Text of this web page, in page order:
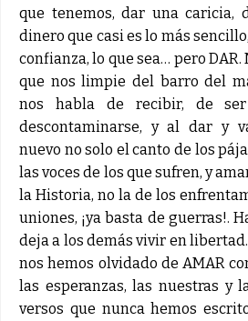
que tenemos, dar una caricia,
dinero que casi es lo más
confianza, lo que sea… pero
que nos limpie del barro del
nos habla de recibir, de ser
descontaminarse, y al dar y
nuevo no solo el canto de los
las voces de los que sufren, y
la Historia, no la de los
uniones, ¡ya basta de guerras!.
deja a los demás vivir en
nos hemos olvidado de AMAR
las esperanzas, las nuestras y
versos que nunca hemos